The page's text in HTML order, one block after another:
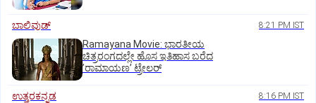
ಬಾಲಿವುಡ್‌ 8:21 PM IST
Ramayana Movie: ಭಾರತೀಯ
ಚಿತ್ರರಂಗದಲ್ಲೇ ಹೊಸ ಇತಿಹಾಸ ಬರೆದ
ʼರಾಮಾಯಣʼ ಟ್ರೇಲರ್
ಉತ್ತರಕನ್ನಡ 8:16 PM IST